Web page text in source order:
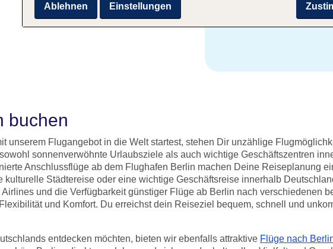
buchen
unserem Flugangebot in die Welt startest, stehen Dir unzählige
sonnenverwöhnte Urlaubsziele als auch wichtige Geschäftszentren
Anschlussflüge ab dem Flughafen Berlin machen Deine Reiseplanung
kulturelle Städtereise oder eine wichtige Geschäftsreise innerhalb
und die Verfügbarkeit günstiger Flüge ab Berlin nach verschiedenen
und Komfort. Du erreichst dein Reiseziel bequem, schnell und
entdecken möchten, bieten wir ebenfalls attraktive Flüge nach
Ablehnen Einstellungen